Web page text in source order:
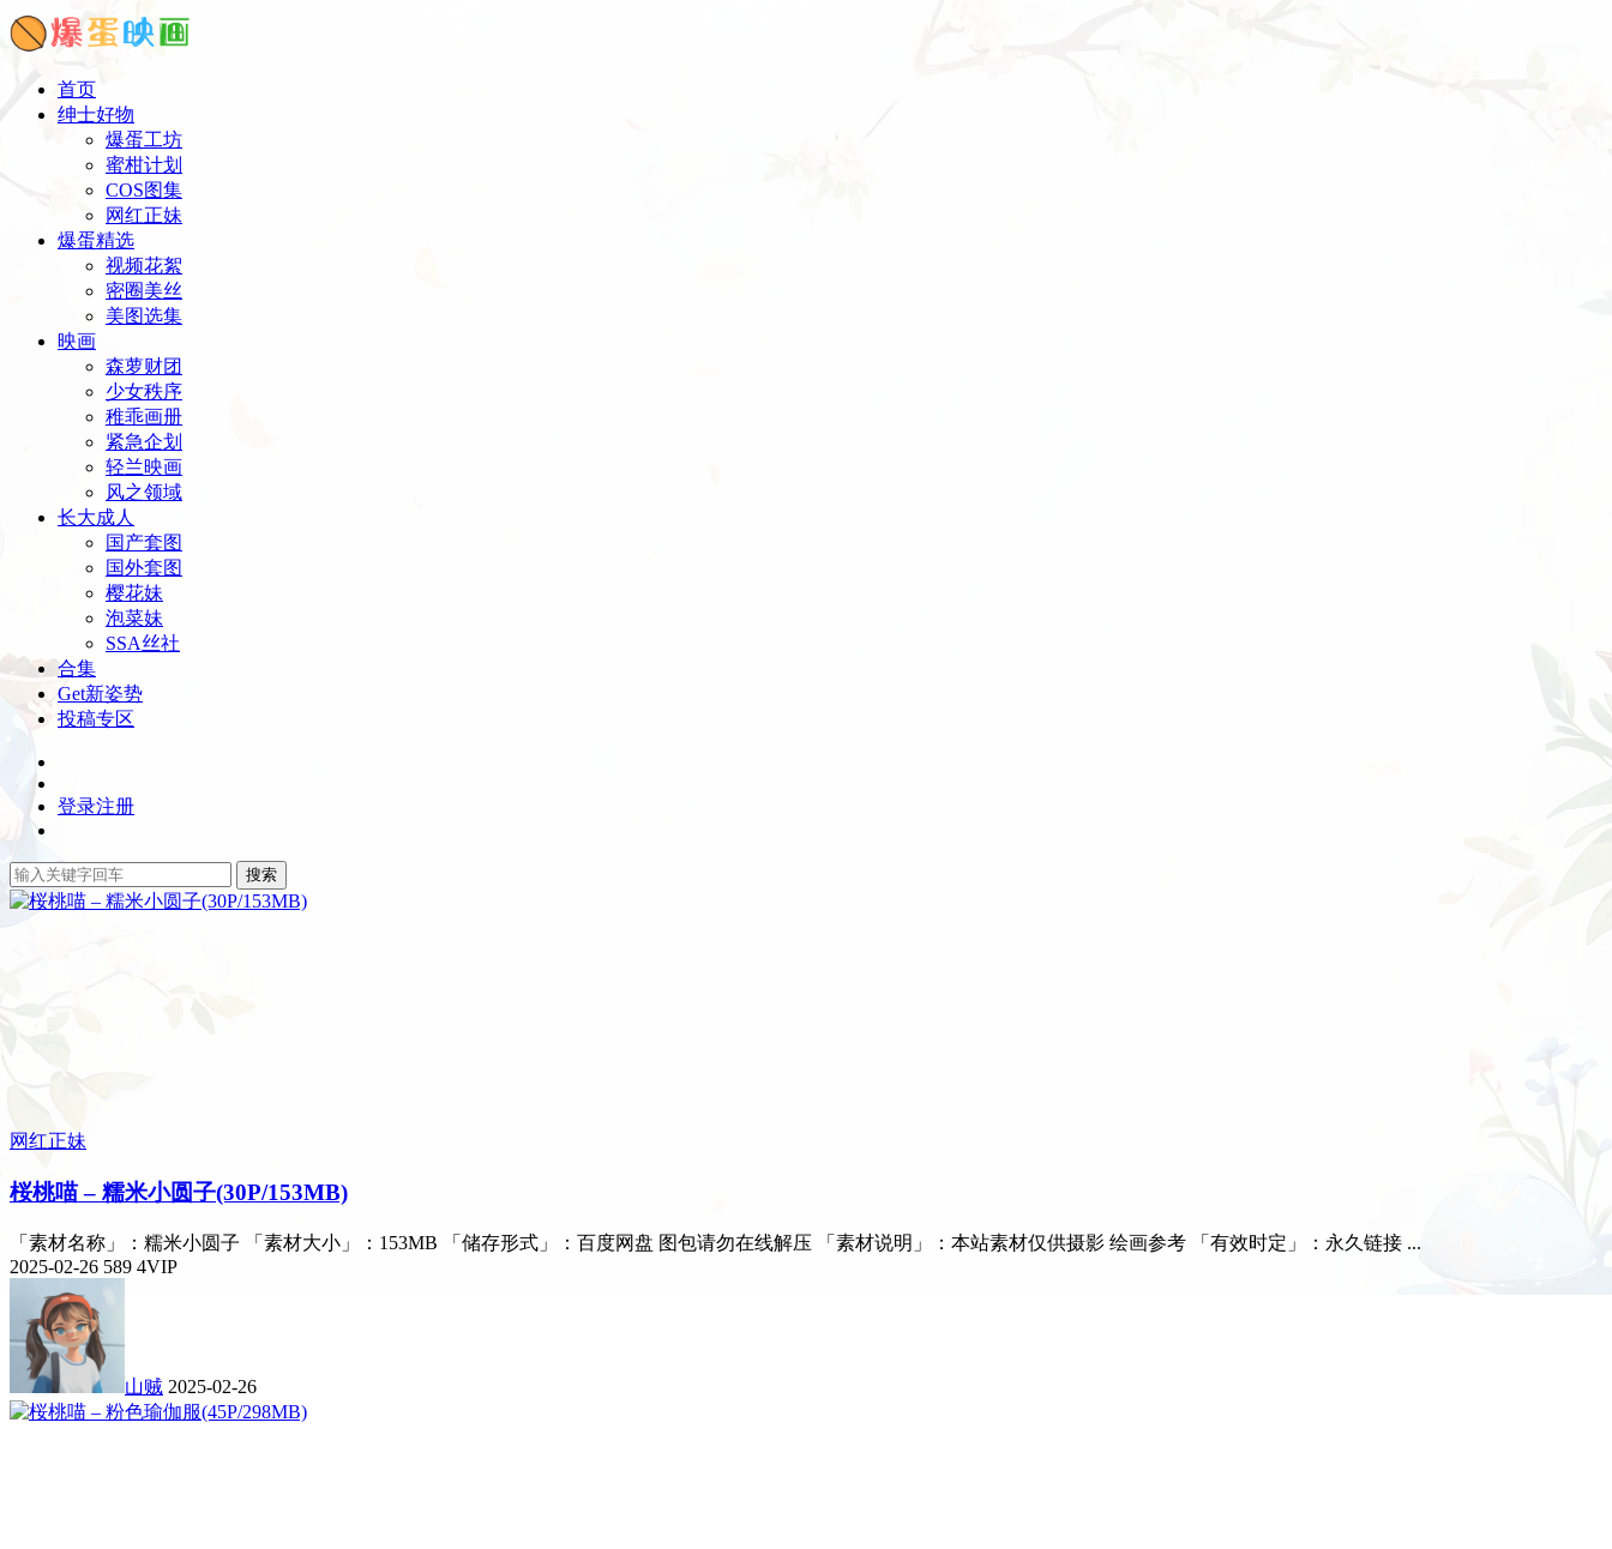
首页
绅士好物
爆蛋工坊
蜜柑计划
COS图集
网红正妹
爆蛋精选
视频花絮
密圈美丝
美图选集
映画
森萝财团
少女秩序
稚乖画册
紧急企划
轻兰映画
风之领域
长大成人
国产套图
国外套图
樱花妹
泡菜妹
SSA丝社
合集
Get新姿势
投稿专区
登录注册
搜索
网红正妹
桜桃喵 – 糯米小圆子(30P/153MB)
「素材名称」：糯米小圆子 「素材大小」：153MB 「储存形式」：百度网盘 图包请勿在线解压 「素材说明」：本站素材仅供摄影 绘画参考 「有效时定」：永久链接 ...
2025-02-26 589 4VIP
山贼 2025-02-26